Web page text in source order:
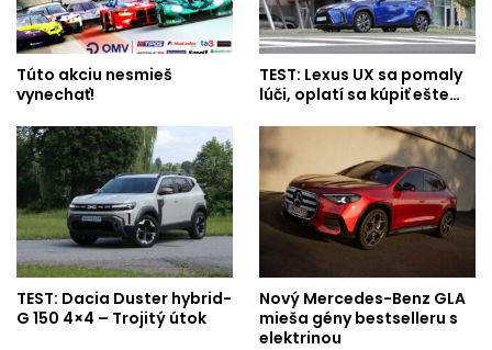
Túto akciu nesmieš
vynechať!
TEST: Lexus UX sa pomaly
lúči, oplatí sa kúpiť ešte…
TEST: Dacia Duster hybrid-
G 150 4×4 – Trojitý útok
Nový Mercedes-Benz GLA
mieša gény bestselleru s
elektrinou